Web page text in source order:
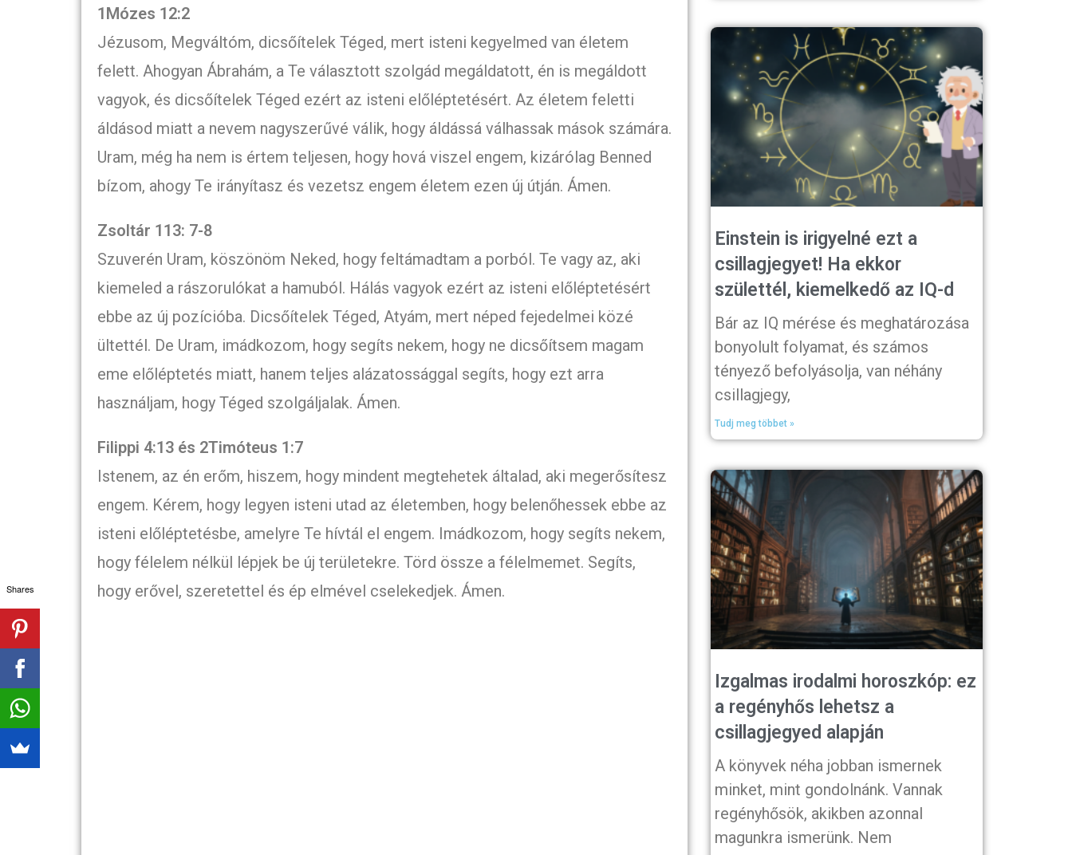
1Mózes 12:2
Jézusom, Megváltóm, dicsőítelek Téged, mert isteni kegyelmed van életem
felett. Ahogyan Ábrahám, a Te választott szolgád megáldatott, én is megáldott
vagyok, és dicsőítelek Téged ezért az isteni előléptetésért. Az életem feletti
áldásod miatt a nevem nagyszerűvé válik, hogy áldássá válhassak mások számára.
Uram, még ha nem is értem teljesen, hogy hová viszel engem, kizárólag Benned
bízom, ahogy Te irányítasz és vezetsz engem életem ezen új útján. Ámen.
Zsoltár 113: 7-8
Szuverén Uram, köszönöm Neked, hogy feltámadtam a porból. Te vagy az, aki
kiemeled a rászorulókat a hamuból. Hálás vagyok ezért az isteni előléptetésért
ebbe az új pozícióba. Dicsőítelek Téged, Atyám, mert néped fejedelmei közé
ültettél. De Uram, imádkozom, hogy segíts nekem, hogy ne dicsőítsem magam
eme előléptetés miatt, hanem teljes alázatossággal segíts, hogy ezt arra
használjam, hogy Téged szolgáljalak. Ámen.
Filippi 4:13 és 2Timóteus 1:7
Istenem, az én erőm, hiszem, hogy mindent megtehetek általad, aki megerősítesz
engem. Kérem, hogy legyen isteni utad az életemben, hogy belenőhessek ebbe az
isteni előléptetésbe, amelyre Te hívtál el engem. Imádkozom, hogy segíts nekem,
hogy félelem nélkül lépjek be új területekre. Törd össze a félelmemet. Segíts,
hogy erővel, szeretettel és ép elmével cselekedjek. Ámen.
Einstein is irigyelné ezt a
csillagjegyet! Ha ekkor
születtél, kiemelkedő az IQ-d
Bár az IQ mérése és meghatározása
bonyolult folyamat, és számos
tényező befolyásolja, van néhány
csillagjegy,
Tudj meg többet »
Izgalmas irodalmi horoszkóp: ez
a regényhős lehetsz a
csillagjegyed alapján
A könyvek néha jobban ismernek
minket, mint gondolnánk. Vannak
regényhősök, akikben azonnal
magunkra ismerünk. Nem
Shares